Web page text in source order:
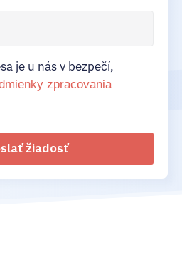
je u nás v bezpečí,
zpracovania
žiadosť